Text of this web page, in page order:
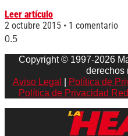
Leer artículo
2 octubre 2015
1 comentario
Copyright © 1997-2026
derechos
Aviso Legal
Política de
Política de Privacidad